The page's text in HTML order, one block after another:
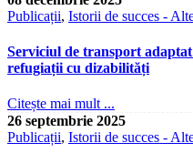
Publicații, Istorii de succes -
Serviciul de transport
refugiații cu dizabilități
Citește mai mult ...
26 septembrie 2025
Publicații, Istorii de succes -